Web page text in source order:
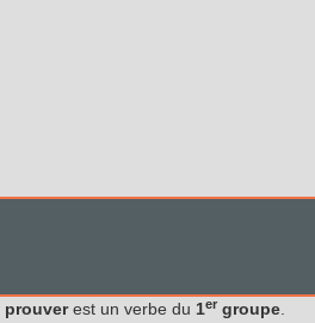
prouverest un verbe du 1er groupe